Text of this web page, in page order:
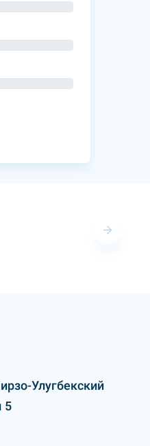
Улугбекский
5